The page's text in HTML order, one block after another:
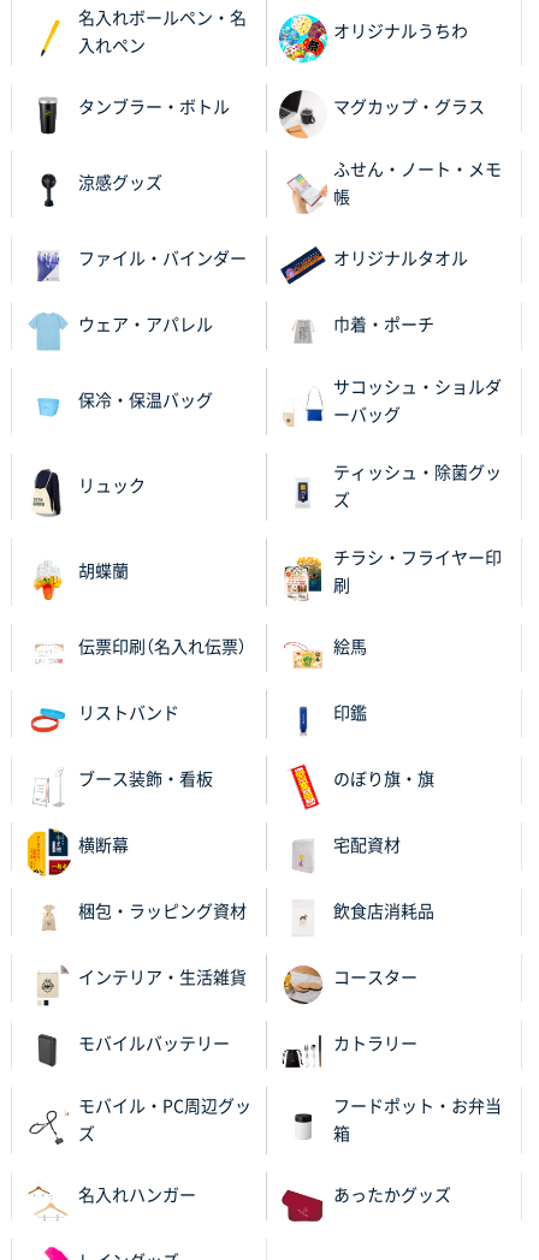
名入れボールペン・名
入れペン
オリジナルうちわ
タンブラー・ボトル マグカップ・グラス
涼感グッズ
ふせん・ノート・メモ
帳
ファイル・バインダー オリジナルタオル
ウェア・アパレル 巾着・ポーチ
保冷・保温バッグ
サコッシュ・ショルダ
ーバッグ
リュック
ティッシュ・除菌グッ
ズ
胡蝶蘭
チラシ・フライヤー印
刷
伝票印刷（名入れ伝票） 絵馬
リストバンド 印鑑
ブース装飾・看板 のぼり旗・旗
横断幕 宅配資材
梱包・ラッピング資材 飲食店消耗品
インテリア・生活雑貨 コースター
モバイルバッテリー カトラリー
モバイル・PC周辺グッ
ズ
フードポット・お弁当
箱
名入れハンガー あったかグッズ